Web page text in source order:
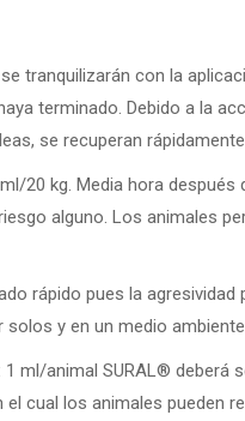
tranquilizarán con la
terminado. Debido a la
se recuperan
20 kg. Media hora después
alguno. Los animales
rápido pues la
solos y en un medio
1 ml/animal SURAL® deberá
cual los animales pueden